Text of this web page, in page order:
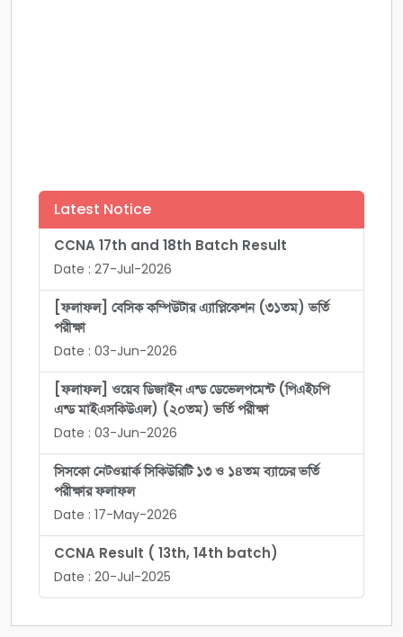
Latest Notice
CCNA 17th and 18th Batch Result
Date : 27-Jul-2026
[ফলাফল] বেসিক কম্পিউটার এ্যাপ্লিকেশন (৩১তম) ভর্তি
পরীক্ষা
Date : 03-Jun-2026
[ফলাফল] ওয়েব ডিজাইন এন্ড ডেভেলপমেন্ট (পিএইচপি
এন্ড মাইএসকিউএল) (২০তম) ভর্তি পরীক্ষা
Date : 03-Jun-2026
সিসকো নেটওয়ার্ক সিকিউরিটি ১৩ ও ১৪তম ব্যাচের ভর্তি
পরীক্ষার ফলাফল
Date : 17-May-2026
CCNA Result ( 13th, 14th batch)
Date : 20-Jul-2025